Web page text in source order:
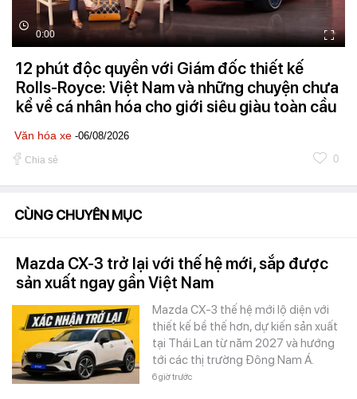
0:00
12 phút độc quyền với Giám đốc thiết kế
Rolls-Royce: Việt Nam và những chuyện chưa
kể về cá nhân hóa cho giới siêu giàu toàn cầu
Văn hóa xe -06/08/2026
Chia sẻ 0
CÙNG CHUYÊN MỤC
Mazda CX-3 trở lại với thế hệ mới, sắp được
sản xuất ngay gần Việt Nam
Mazda CX-3 thế hệ mới lộ diện với
thiết kế bề thế hơn, dự kiến sản xuất
tại Thái Lan từ năm 2027 và hướng
tới các thị trường Đông Nam Á.
6 giờ trước